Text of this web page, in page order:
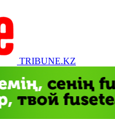
TRIBUNE.KZ